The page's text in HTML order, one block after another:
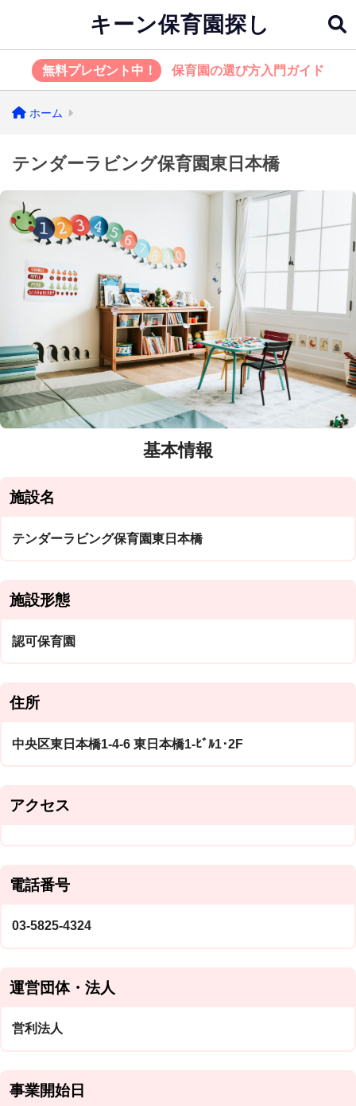
キーン保育園探し
無料プレゼント中！ 保育園の選び方入門ガイド
ホーム
テンダーラビング保育園東日本橋
基本情報
施設名
テンダーラビング保育園東日本橋
施設形態
認可保育園
住所
中央区東日本橋1-4-6 東日本橋1-ﾋﾞﾙ1･2F
アクセス
電話番号
03-5825-4324
運営団体・法人
営利法人
事業開始日